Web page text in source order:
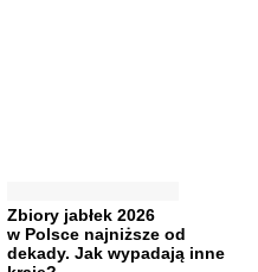
Zbiory jabłek 2026
w Polsce najniższe od
dekady. Jak wypadają inne